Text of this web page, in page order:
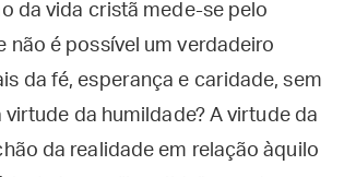
da vida cristã mede-se pelo
não é possível um verdadeiro
da fé, esperança e caridade, sem
da humildade? A virtude da
da realidade em relação àquilo